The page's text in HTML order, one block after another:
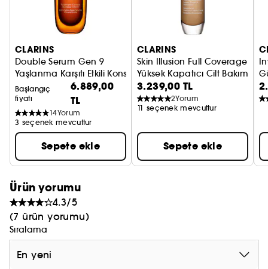
CLARINS
Double Serum Gen 9
Yaşlanma Karşıtı Etkili Konsantre Serum
Başlangıç
fiyatı
6.889,00
TL
14Yorum
3 seçenek mevcuttur
Sepete ekle
CLARINS
Skin Illusion Full Coverage
Yüksek Kapatıcı Cilt Bakım
3.239,00 TL
2Yorum
11 seçenek mevcuttur
Sepete ekle
Ürün yorumu
4.3/5
(7 ürün yorumu)
Sıralama
En yeni